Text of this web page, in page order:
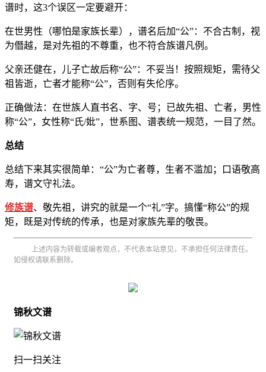
谱时，这3个误区一定要避开：
在世男性（哪怕是家族长辈），谱名后加“公”：不合古制，视
为僭越，是对先祖的不尊重，也不符合族谱凡例。
父亲还健在，儿子亡故后称“公”：不妥当！按照规矩，需待父
祖皆逝，亡者才能称“公”，否则有失伦序。
正确做法：在世族人直书名、字、号；已故先祖、亡者，男性
称“公”，女性称“氏/妣”，世系图、谱表统一规范，一目了然。
总结
总结下来其实很简单：“公”为亡者尊，生者不滥加；口语敬高
寿，谱文守礼法。
修族谱、敬先祖，讲究的就是一个“礼”字。搞懂“称公”的规
矩，既是对传统的传承，也是对家族先辈的敬畏。
上述内容为转载或编者观点，不代表本站意见，不承担任何法律责任。
如侵权请联系删除。
锦秋文谱
扫一扫关注